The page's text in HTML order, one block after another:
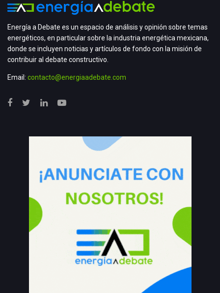
Energía a Debate es un espacio de análisis y opinión sobre temas
energéticos, en particular sobre la industria energética mexicana,
donde se incluyen noticias y artículos de fondo con la misión de
contribuir al debate constructivo.
Email: contacto@energiaadebate.com